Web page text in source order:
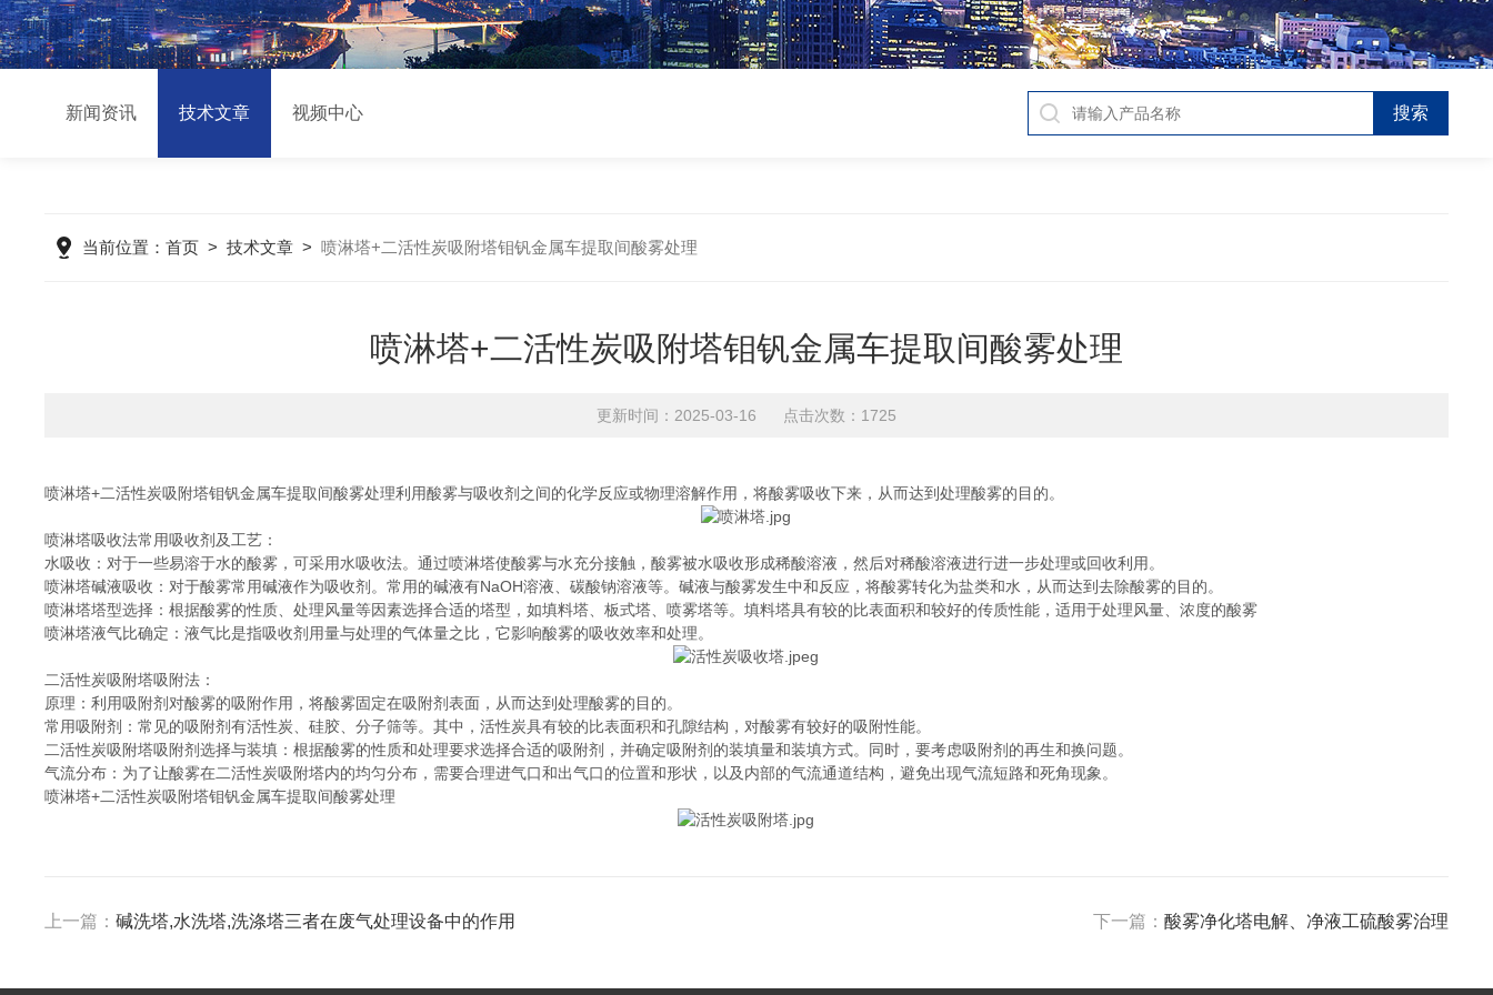
新闻资讯 技术文章 视频中心
当前位置：首页 >技术文章 >喷淋塔+二活性炭吸附塔钼钒金属车提取间酸雾处理
喷淋塔+二活性炭吸附塔钼钒金属车提取间酸雾处理
更新时间：2025-03-16 点击次数：1725
喷淋塔+二活性炭吸附塔钼钒金属车提取间酸雾处理利用酸雾与吸收剂之间的化学反应或物理溶解作用，将酸雾吸收下来，从而达到处理酸雾的目的。
喷淋塔吸收法常用吸收剂及工艺：
水吸收：对于一些易溶于水的酸雾，可采用水吸收法。通过喷淋塔使酸雾与水充分接触，酸雾被水吸收形成稀酸溶液，然后对稀酸溶液进行进一步处理或回收利用。
喷淋塔碱液吸收：对于酸雾常用碱液作为吸收剂。常用的碱液有NaOH溶液、碳酸钠溶液等。碱液与酸雾发生中和反应，将酸雾转化为盐类和水，从而达到去除酸雾的目的。
喷淋塔塔型选择：根据酸雾的性质、处理风量等因素选择合适的塔型，如填料塔、板式塔、喷雾塔等。填料塔具有较的比表面积和较好的传质性能，适用于处理风量、浓度的酸雾
喷淋塔液气比确定：液气比是指吸收剂用量与处理的气体量之比，它影响酸雾的吸收效率和处理。
二活性炭吸附塔吸附法：
原理：利用吸附剂对酸雾的吸附作用，将酸雾固定在吸附剂表面，从而达到处理酸雾的目的。
常用吸附剂：常见的吸附剂有活性炭、硅胶、分子筛等。其中，活性炭具有较的比表面积和孔隙结构，对酸雾有较好的吸附性能。
二活性炭吸附塔吸附剂选择与装填：根据酸雾的性质和处理要求选择合适的吸附剂，并确定吸附剂的装填量和装填方式。同时，要考虑吸附剂的再生和换问题。
气流分布：为了让酸雾在二活性炭吸附塔内的均匀分布，需要合理进气口和出气口的位置和形状，以及内部的气流通道结构，避免出现气流短路和死角现象。
喷淋塔+二活性炭吸附塔钼钒金属车提取间酸雾处理
上一篇：碱洗塔,水洗塔,洗涤塔三者在废气处理设备中的作用 下一篇： 酸雾净化塔电解、净液工硫酸雾治理